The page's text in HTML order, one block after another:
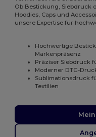
Ob Bestickung, Siebdruck
Hoodies, Caps und
unsere Expertise für
Hochwertige
Markenpräsenz
Präziser Siebdruck
Moderner DTG-
Sublimationsdruck
Textilien